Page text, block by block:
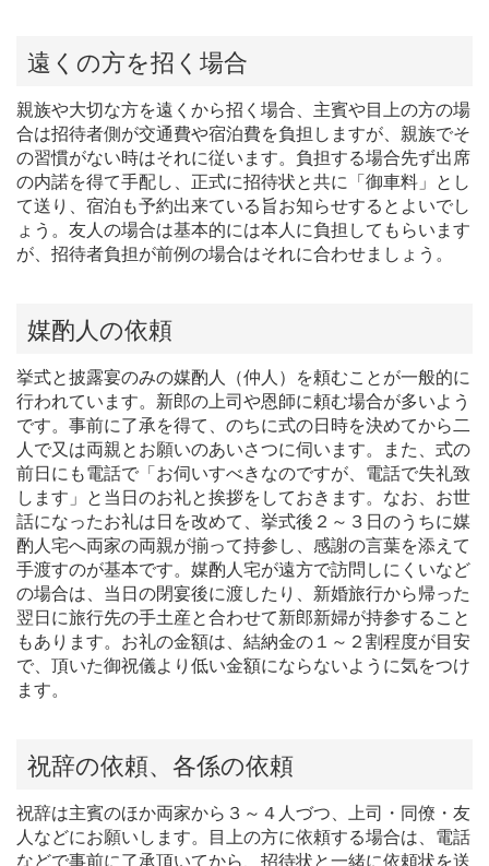
遠くの方を招く場合
親族や大切な方を遠くから招く場合、主賓や目上の方の場
合は招待者側が交通費や宿泊費を負担しますが、親族でそ
の習慣がない時はそれに従います。負担する場合先ず出席
の内諾を得て手配し、正式に招待状と共に「御車料」とし
て送り、宿泊も予約出来ている旨お知らせするとよいでし
ょう。友人の場合は基本的には本人に負担してもらいます
が、招待者負担が前例の場合はそれに合わせましょう。
媒酌人の依頼
挙式と披露宴のみの媒酌人（仲人）を頼むことが一般的に
行われています。新郎の上司や恩師に頼む場合が多いよう
です。事前に了承を得て、のちに式の日時を決めてから二
人で又は両親とお願いのあいさつに伺います。また、式の
前日にも電話で「お伺いすべきなのですが、電話で失礼致
します」と当日のお礼と挨拶をしておきます。なお、お世
話になったお礼は日を改めて、挙式後２～３日のうちに媒
酌人宅へ両家の両親が揃って持参し、感謝の言葉を添えて
手渡すのが基本です。媒酌人宅が遠方で訪問しにくいなど
の場合は、当日の閉宴後に渡したり、新婚旅行から帰った
翌日に旅行先の手土産と合わせて新郎新婦が持参すること
もあります。お礼の金額は、結納金の１～２割程度が目安
で、頂いた御祝儀より低い金額にならないように気をつけ
ます。
祝辞の依頼、各係の依頼
祝辞は主賓のほか両家から３～４人づつ、上司・同僚・友
人などにお願いします。目上の方に依頼する場合は、電話
などで事前に了承頂いてから、招待状と一緒に依頼状を送